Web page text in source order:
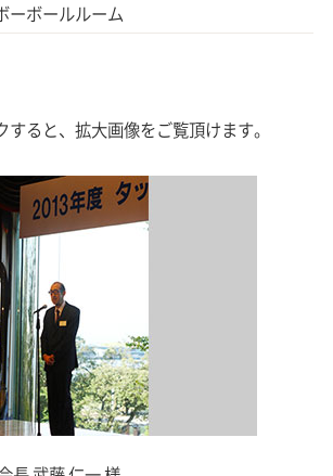
ーボールルーム
すると、拡大画像をご覧頂けます。